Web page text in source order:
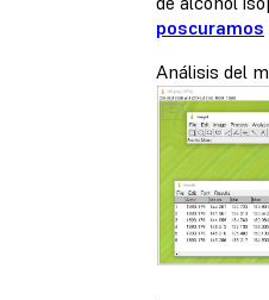
poscuramos
Análisis del